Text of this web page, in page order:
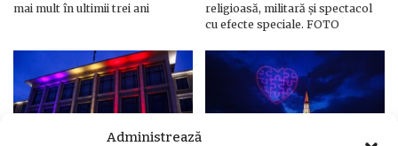
Administrează
mai mult în ultimii trei ani
religioasă, militară și spectacol
cu efecte speciale. FOTO